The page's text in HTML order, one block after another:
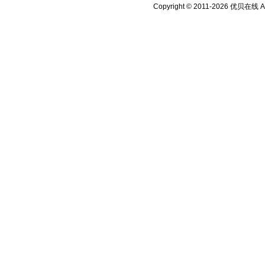
Copyright © 2011-2026 优贝在线